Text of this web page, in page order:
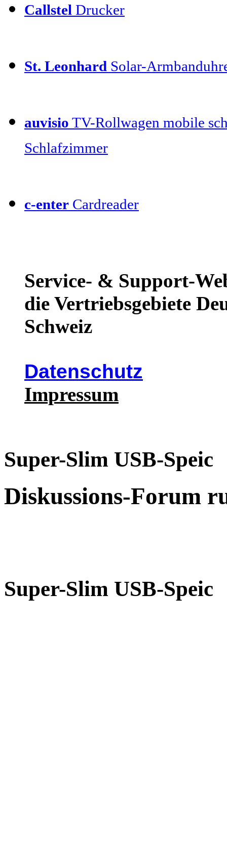
Callstel Drucker
St. Leonhard Solar-
auvisio TV-Rollwagen mobile
Schlafzimmer
c-enter Cardreader
Service- & Support-
die Vertriebsgebiete
Schweiz
Datenschutz
Impressum
Super-Slim USB-Speic
Diskussions-Forum
Super-Slim USB-Speic